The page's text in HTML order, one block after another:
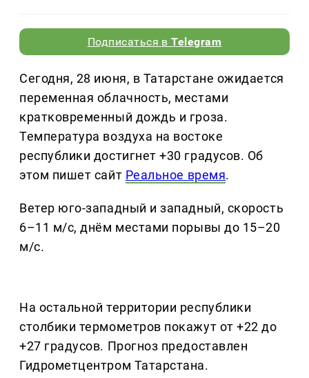
Подписаться вTelegram
Сегодня, 28 июня, в Татарстане ожидается
переменная облачность, местами
кратковременный дождь и гроза.
Температура воздуха на востоке
республики достигнет +30 градусов. Об
этом пишет сайт Реальное время.
Ветер юго-западный и западный, скорость
6–11 м/с, днём местами порывы до 15–20
м/с.
На остальной территории республики
столбики термометров покажут от +22 до
+27 градусов. Прогноз предоставлен
Гидрометцентром Татарстана.